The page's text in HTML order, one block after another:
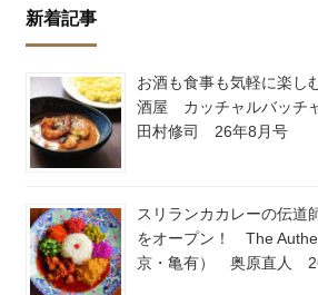
新着記事
お酒も食事も気軽に楽し
酒屋 カッチャルバッチ
田村修司 26年8月号
スリランカカレーの伝道
をオープン！ The
京・亀有） 奥原直人